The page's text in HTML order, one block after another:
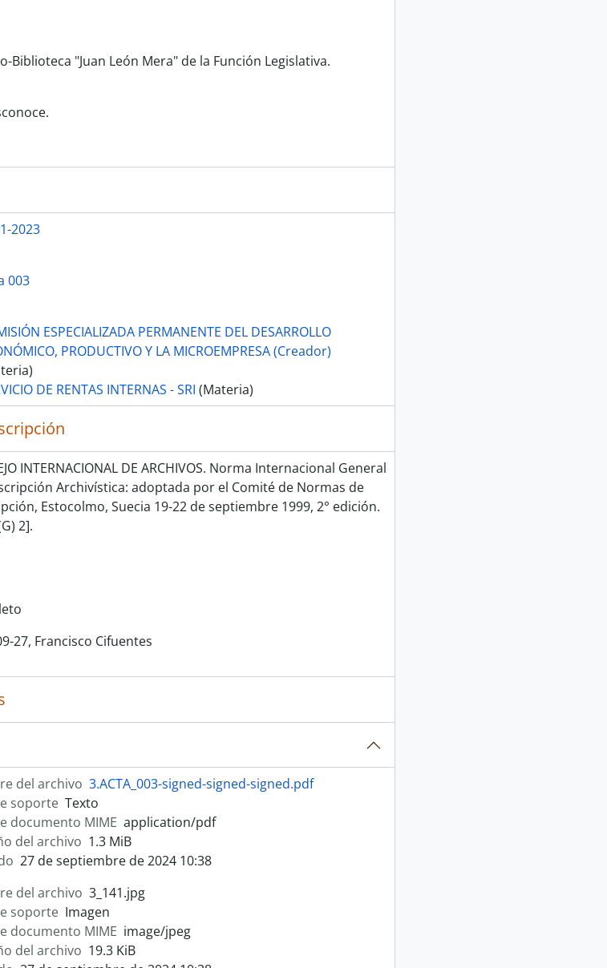
Biblioteca "Juan León Mera" de la Función Legislativa.
2023
003
ESPECIALIZADA PERMANENTE DEL DESARROLLO
PRODUCTIVO Y LA MICROEMPRESA (Creador)
DE RENTAS INTERNAS - SRI (Materia)
INTERNACIONAL DE ARCHIVOS. Norma Internacional General
Archivística: adoptada por el Comité de Normas de
Estocolmo, Suecia 19-22 de septiembre 1999, 2° edición.
2].
27, Francisco Cifuentes
del archivo 3.ACTA_003-signed-signed-signed.pdf
soporte Texto
documento MIME application/pdf
del archivo 1.3 MiB
27 de septiembre de 2024 10:38
del archivo 3_141.jpg
soporte Imagen
documento MIME image/jpeg
del archivo 19.3 KiB